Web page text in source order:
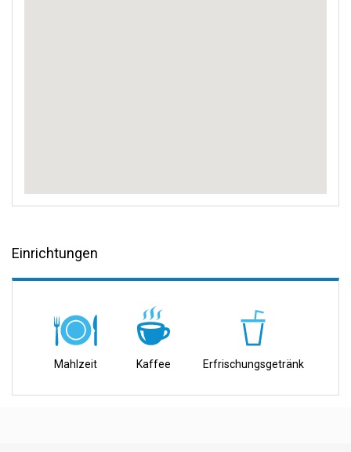
Einrichtungen
Mahlzeit Kaffee Erfrischungsgetränk